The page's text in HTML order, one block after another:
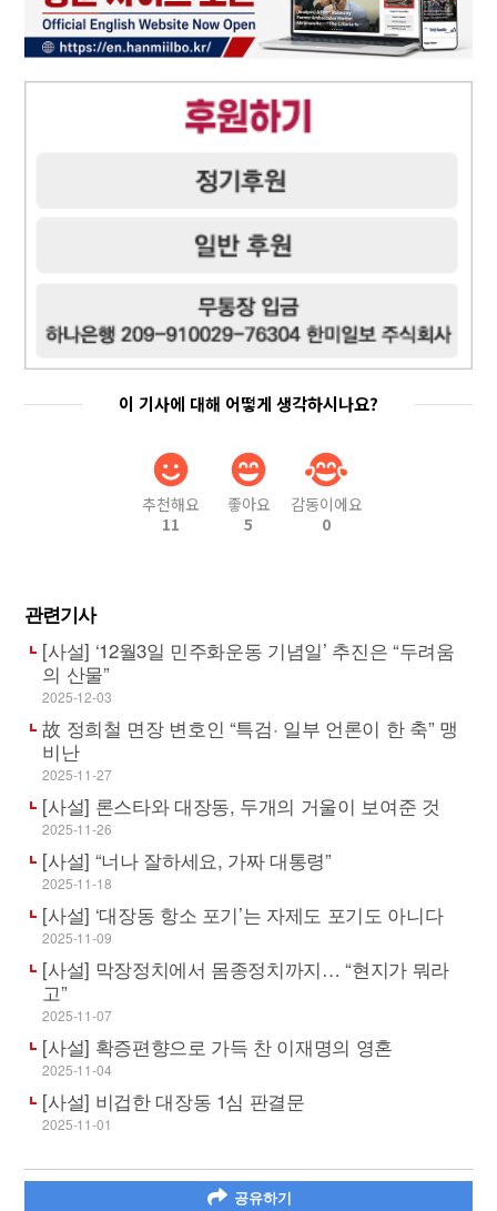
이 기사에 대해 어떻게 생각하시나요?
추천해요
11
좋아요
5
감동이에요
0
관련기사
[사설] ‘12월3일 민주화운동 기념일’ 추진은 “두려움
의 산물”
2025-12-03
故 정희철 면장 변호인 “특검· 일부 언론이 한 축” 맹
비난
2025-11-27
[사설] 론스타와 대장동, 두개의 거울이 보여준 것
2025-11-26
[사설] “너나 잘하세요, 가짜 대통령”
2025-11-18
[사설] ‘대장동 항소 포기’는 자제도 포기도 아니다
2025-11-09
[사설] 막장정치에서 몸종정치까지… “현지가 뭐라
고”
2025-11-07
[사설] 확증편향으로 가득 찬 이재명의 영혼
2025-11-04
[사설] 비겁한 대장동 1심 판결문
2025-11-01
공유하기